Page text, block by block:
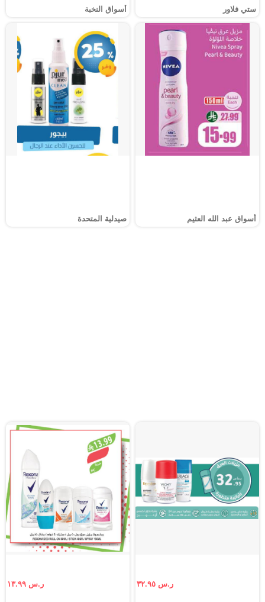
ستي فلاور أسواق النخبة
أسواق عبد الله العثيم صيدلية المتحدة
ر.س ٣٢.٩٥ ر.س ١٣.٩٩